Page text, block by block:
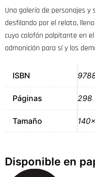
Una galería de personajes
desfilando por el relato,
cuyo colofón palpitante en
admonición para sí y los
ISBN
Páginas 298
Tamaño
Disponible en